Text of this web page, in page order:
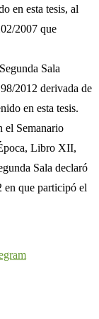
en esta tesis, al
2007 que
Sala
2012 derivada de
en esta tesis.
el Semanario
Libro XII,
Sala declaró
en que participó el